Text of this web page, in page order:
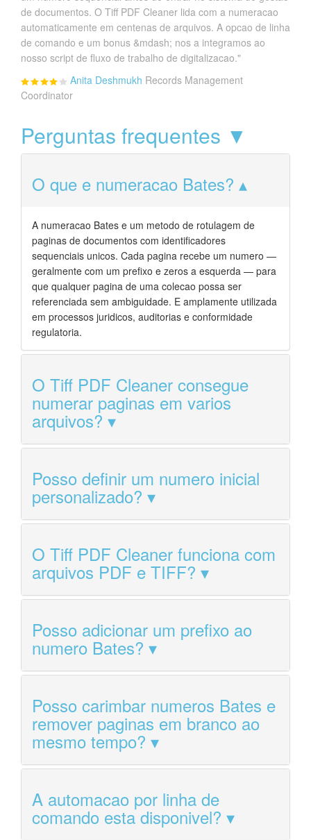
de documentos. O Tiff PDF Cleaner lida com a numeracao
automaticamente em centenas de arquivos. A opcao de linha
de comando e um bonus &mdash; nos a integramos ao
nosso script de fluxo de trabalho de digitalizacao."
Anita Deshmukh Records Management
Coordinator
Perguntas frequentes ▼
O que e numeracao Bates?
A numeracao Bates e um metodo de rotulagem de
paginas de documentos com identificadores
sequenciais unicos. Cada pagina recebe um numero —
geralmente com um prefixo e zeros a esquerda — para
que qualquer pagina de uma colecao possa ser
referenciada sem ambiguidade. E amplamente utilizada
em processos juridicos, auditorias e conformidade
regulatoria.
O Tiff PDF Cleaner consegue
numerar paginas em varios
arquivos?
Posso definir um numero inicial
personalizado?
O Tiff PDF Cleaner funciona com
arquivos PDF e TIFF?
Posso adicionar um prefixo ao
numero Bates?
Posso carimbar numeros Bates e
remover paginas em branco ao
mesmo tempo?
A automacao por linha de
comando esta disponivel?